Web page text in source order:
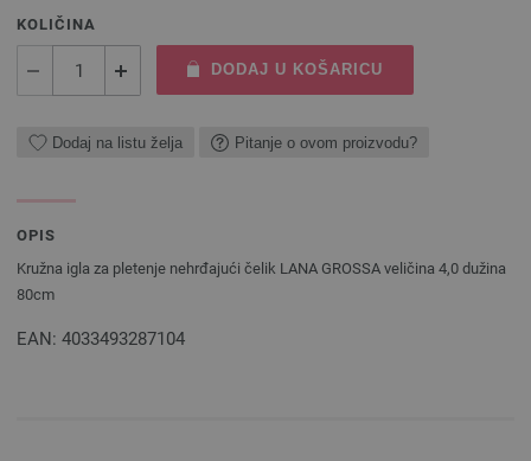
KOLIČINA
DODAJ U KOŠARICU
Dodaj na listu želja Pitanje o ovom proizvodu?
OPIS
Kružna igla za pletenje nehrđajući čelik LANA GROSSA veličina 4,0 dužina
80cm
EAN: 4033493287104